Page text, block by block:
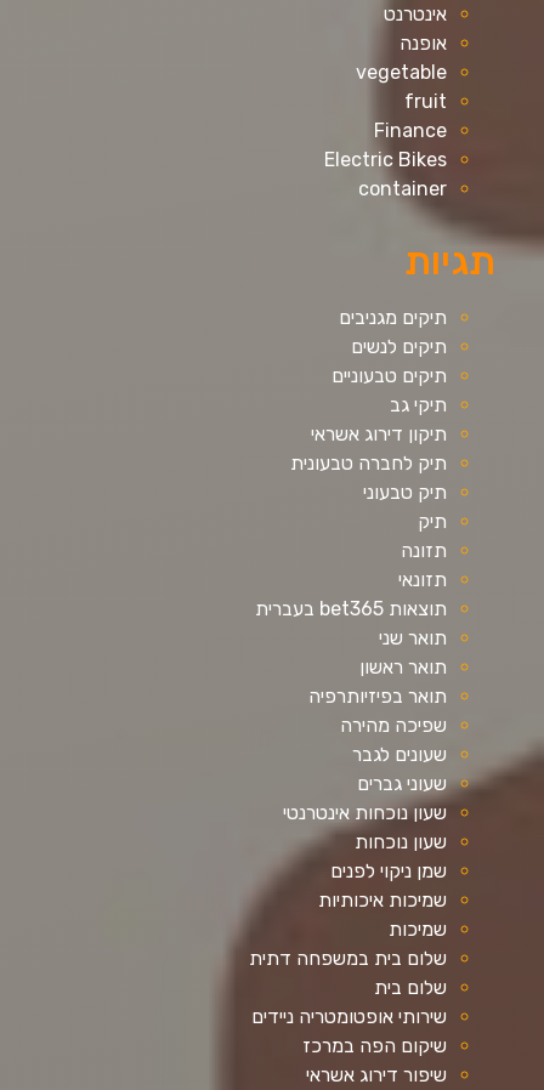
אינטרנט
אופנה
vegetable
fruit
Finance
Electric Bikes
container
תגיות
תיקים מגניבים
תיקים לנשים
תיקים טבעוניים
תיקי גב
תיקון דירוג אשראי
תיק לחברה טבעונית
תיק טבעוני
תיק
תזונה
תזונאי
תוצאות bet365 בעברית
תואר שני
תואר ראשון
תואר בפיזיותרפיה
שפיכה מהירה
שעונים לגבר
שעוני גברים
שעון נוכחות אינטרנטי
שעון נוכחות
שמן ניקוי לפנים
שמיכות איכותיות
שמיכות
שלום בית במשפחה דתית
שלום בית
שירותי אופטומטריה ניידים
שיקום הפה במרכז
שיפור דירוג אשראי